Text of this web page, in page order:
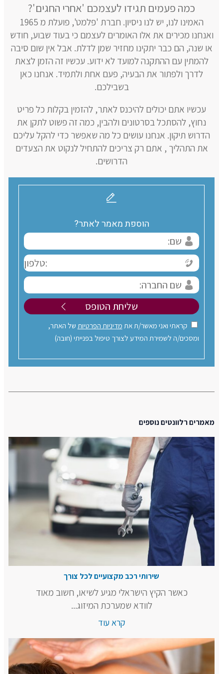
כמה פעמים תגידו לעצמכם 'אחרי החגים'?
האמינו לנו, יש לנו ניסיון. חברת 'פלמט', פועלת מ 1965
ואנחנו מכירים את אלו האומרים לעצמם כי בעוד שבוע, חודש
או שנה, הם כבר יתקינו מחזיר שמן לדלת. אבל אין שום סיבה
להמתין עם ההתקנה למועד לא ידוע. עכשיו זה הזמן לצאת
לדרך ולפתור את הבעיה, פעם אחת ולתמיד. אנחנו כאן
בשבילכם.
עכשיו אתם יכולים להיכנס לאתר, להזמין בקלות כל פריט
נחוץ, להסתכל בסרטונים ולהבין, כמה זה פשוט לתקן את
הדרוש תיקון. אנחנו עושים כל מה שאפשר כדי להקל עליכם
את התהליך , אתם רק צריכים להתחיל לנקוט את הצעדים
הדרושים.
הוספת מאמר לאתר?
קראתי ואני מאשר/ת את מדיניות הפרטיות של האתר,
ומסכים/ה לשמירת המידע לצורך טיפול בפנייתי (חובה)
מאמרים רלוונטים נוספים
שירותי רכב מקצועיים לכל צורך
כאשר הקיץ הישראלי מגיע לשיאו, חשוב מאוד
לוודא שמערכת המיזוג...
קרא עוד